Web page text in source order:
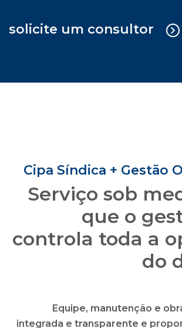
Cipa Síndica + Gestão
do
Equipe, manutenção e
integrada e transparente e
liberdade para o síndico tratar
precisam mais da sua atenção
solicitar uma